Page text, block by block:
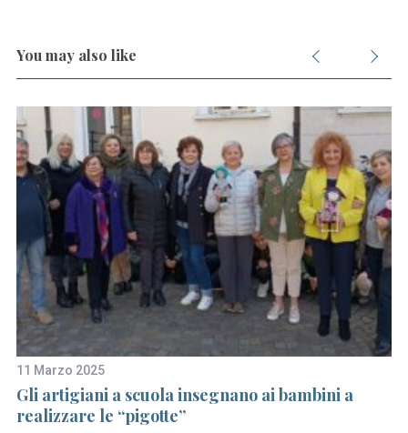
You may also like
11 Marzo 2025
Gli artigiani a scuola insegnano ai bambini a
realizzare le “pigotte”